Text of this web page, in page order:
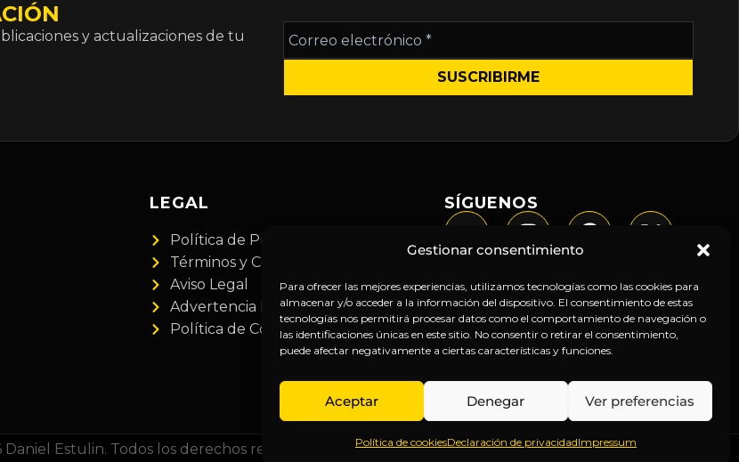
Gestionar consentimiento
Para ofrecer las mejores experiencias, utilizamos tecnologías como las cookies para
almacenar y/o acceder a la información del dispositivo. El consentimiento de estas
tecnologías nos permitirá procesar datos como el comportamiento de navegación o
las identificaciones únicas en este sitio. No consentir o retirar el consentimiento,
puede afectar negativamente a ciertas características y funciones.
Aceptar Denegar Ver preferencias
Política de cookiesDeclaración de privacidadImpressum
y actualizaciones de tu
Correo
electrónico
*
LEGAL
Política de Privacidad
Términos y Condiciones
Aviso Legal
Advertencia Financiera
Política de Cookies
SÍGUENOS
Estulin. Todos los derechos reservados.